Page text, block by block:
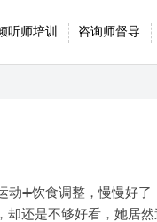
听师培训 咨询师督导
➕饮食调整，慢慢好了
却还是不够好看，她居